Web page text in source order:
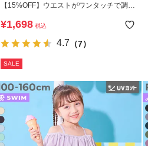
【15%OFF】ウエストがワンタッチで調整
ンツ水着
¥1,698 税込
4.7 （7）
SALE